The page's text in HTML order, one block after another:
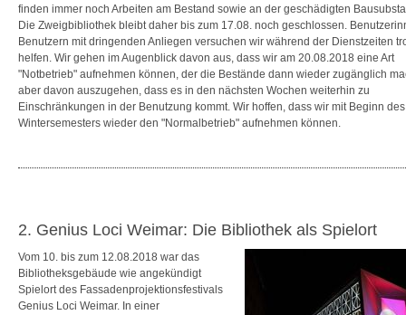
finden immer noch Arbeiten am Bestand sowie an der geschädigten
Die Zweigbibliothek bleibt daher bis zum 17.08. noch geschlossen.
Benutzern mit dringenden Anliegen versuchen wir während der Dienstzeiten
helfen. Wir gehen im Augenblick davon aus, dass wir am 20.08.2018 eine Art
"Notbetrieb" aufnehmen können, der die Bestände dann wieder zugänglich
aber davon auszugehen, dass es in den nächsten Wochen weiterhin zu
Einschränkungen in der Benutzung kommt. Wir hoffen, dass wir mit Beginn des
Wintersemesters wieder den "Normalbetrieb" aufnehmen können.
2. Genius Loci Weimar: Die Bibliothek als Spielort
Vom 10. bis zum 12.08.2018 war das
Bibliotheksgebäude wie angekündigt
Spielort des Fassadenprojektionsfestivals
Genius Loci Weimar. In einer